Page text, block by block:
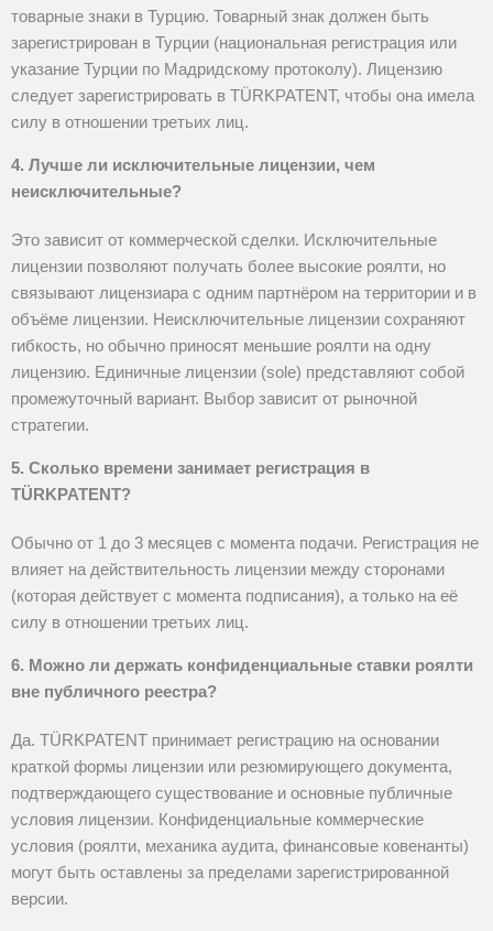
товарные знаки в Турцию. Товарный знак должен быть
зарегистрирован в Турции (национальная регистрация или
указание Турции по Мадридскому протоколу). Лицензию
следует зарегистрировать в TÜRKPATENT, чтобы она имела
силу в отношении третьих лиц.
4. Лучше ли исключительные лицензии, чем
неисключительные?
Это зависит от коммерческой сделки. Исключительные
лицензии позволяют получать более высокие роялти, но
связывают лицензиара с одним партнёром на территории и в
объёме лицензии. Неисключительные лицензии сохраняют
гибкость, но обычно приносят меньшие роялти на одну
лицензию. Единичные лицензии (sole) представляют собой
промежуточный вариант. Выбор зависит от рыночной
стратегии.
5. Сколько времени занимает регистрация в
TÜRKPATENT?
Обычно от 1 до 3 месяцев с момента подачи. Регистрация не
влияет на действительность лицензии между сторонами
(которая действует с момента подписания), а только на её
силу в отношении третьих лиц.
6. Можно ли держать конфиденциальные ставки роялти
вне публичного реестра?
Да. TÜRKPATENT принимает регистрацию на основании
краткой формы лицензии или резюмирующего документа,
подтверждающего существование и основные публичные
условия лицензии. Конфиденциальные коммерческие
условия (роялти, механика аудита, финансовые ковенанты)
могут быть оставлены за пределами зарегистрированной
версии.